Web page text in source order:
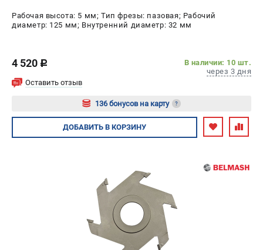
Рабочая высота: 5 мм; Тип фрезы: пазовая; Рабочий
диаметр: 125 мм; Внутренний диаметр: 32 мм
4 520 c
В наличии: 10 шт.
через 3 дня
Оставить отзыв
136 бонусов на карту ?
Авторизуйтесь
ДОБАВИТЬ В КОРЗИНУ